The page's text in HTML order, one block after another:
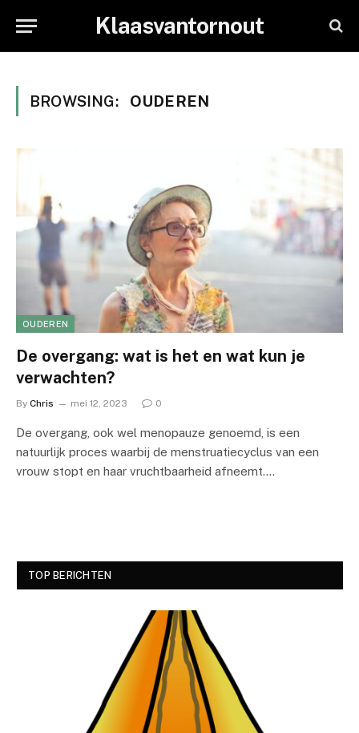
Klaasvantornout
BROWSING: OUDEREN
OUDEREN
De overgang: wat is het en wat kun je
verwachten?
By Chris mei 12, 2023 0
De overgang, ook wel menopauze genoemd, is een
natuurlijk proces waarbij de menstruatiecyclus van een
vrouw stopt en haar vruchtbaarheid afneemt.…
TOP BERICHTEN